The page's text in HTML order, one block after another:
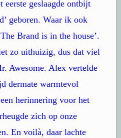
eerste geslaagde ontbijt
geboren. Waar ik ook
Brand is in the house’.
zo uithuizig, dus dat viel
Awesome. Alex vertelde
dermate warmtevol
herinnering voor het
zich op onze
En voilà, daar lachte